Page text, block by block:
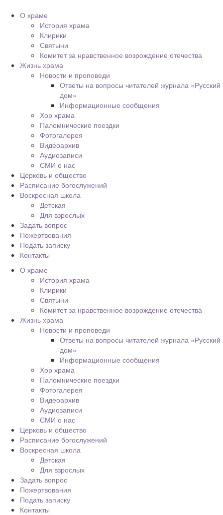
О храме
История храма
Клирики
Святыни
Комитет за нравственное возрождение отечества
Жизнь храма
Новости и проповеди
Ответы на вопросы читателей журнала «Русский
дом»
Информационные сообщения
Хор храма
Паломнические поездки
Фотогалерея
Видеоархив
Аудиозаписи
СМИ о нас
Церковь и общество
Расписание богослужений
Воскресная школа
Детская
Для взрослых
Задать вопрос
Пожертвования
Подать записку
Контакты
О храме
История храма
Клирики
Святыни
Комитет за нравственное возрождение отечества
Жизнь храма
Новости и проповеди
Ответы на вопросы читателей журнала «Русский
дом»
Информационные сообщения
Хор храма
Паломнические поездки
Фотогалерея
Видеоархив
Аудиозаписи
СМИ о нас
Церковь и общество
Расписание богослужений
Воскресная школа
Детская
Для взрослых
Задать вопрос
Пожертвования
Подать записку
Контакты